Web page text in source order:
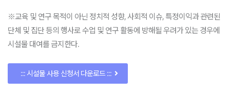
※교육 및 연구 목적이 아닌 정치적 성향, 사회적 이슈, 특정이익과 관련된
단체 및 집단 등의 행사로 수업 및 연구 활동에 방해될 우려가 있는 경우에
시설물 대여를 금지한다.
::: 시설물 사용 신청서 다운로드 :::